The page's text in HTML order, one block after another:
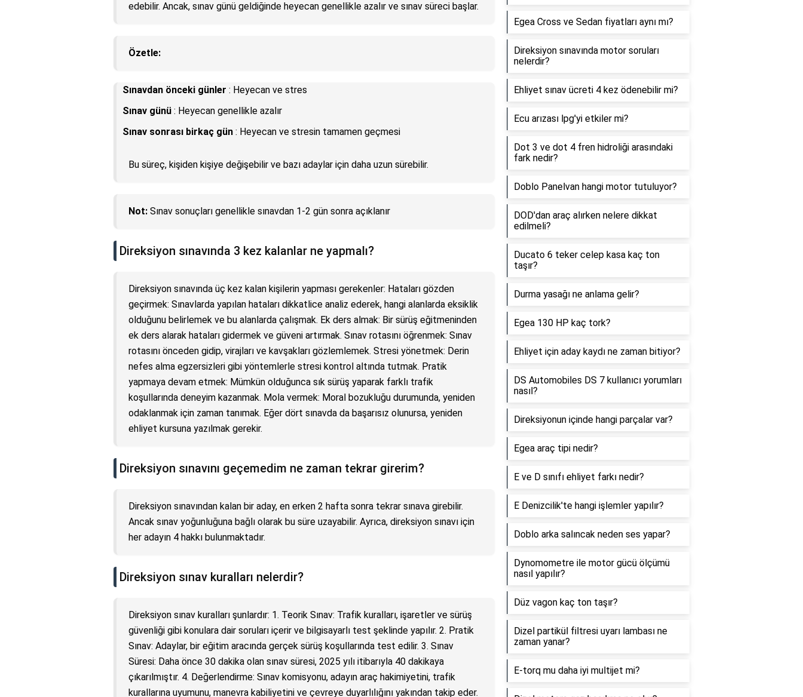
edebilir. Ancak, sınav günü geldiğinde heyecan genellikle azalır ve sınav süreci başlar.
Özetle:
Sınavdan önceki günler : Heyecan ve stres
Sınav günü : Heyecan genellikle azalır
Sınav sonrası birkaç gün : Heyecan ve stresin tamamen geçmesi
Bu süreç, kişiden kişiye değişebilir ve bazı adaylar için daha uzun sürebilir.
Not: Sınav sonuçları genellikle sınavdan 1-2 gün sonra açıklanır
Direksiyon sınavında 3 kez kalanlar ne yapmalı?
Direksiyon sınavında üç kez kalan kişilerin yapması gerekenler: Hataları gözden
geçirmek: Sınavlarda yapılan hataları dikkatlice analiz ederek, hangi alanlarda eksiklik
olduğunu belirlemek ve bu alanlarda çalışmak. Ek ders almak: Bir sürüş eğitmeninden
ek ders alarak hataları gidermek ve güveni artırmak. Sınav rotasını öğrenmek: Sınav
rotasını önceden gidip, virajları ve kavşakları gözlemlemek. Stresi yönetmek: Derin
nefes alma egzersizleri gibi yöntemlerle stresi kontrol altında tutmak. Pratik
yapmaya devam etmek: Mümkün olduğunca sık sürüş yaparak farklı trafik
koşullarında deneyim kazanmak. Mola vermek: Moral bozukluğu durumunda, yeniden
odaklanmak için zaman tanımak. Eğer dört sınavda da başarısız olunursa, yeniden
ehliyet kursuna yazılmak gerekir.
Direksiyon sınavını geçemedim ne zaman tekrar girerim?
Direksiyon sınavından kalan bir aday, en erken 2 hafta sonra tekrar sınava girebilir.
Ancak sınav yoğunluğuna bağlı olarak bu süre uzayabilir. Ayrıca, direksiyon sınavı için
her adayın 4 hakkı bulunmaktadır.
Direksiyon sınav kuralları nelerdir?
Direksiyon sınav kuralları şunlardır: 1. Teorik Sınav: Trafik kuralları, işaretler ve sürüş
güvenliği gibi konulara dair soruları içerir ve bilgisayarlı test şeklinde yapılır. 2. Pratik
Sınav: Adaylar, bir eğitim aracında gerçek sürüş koşullarında test edilir. 3. Sınav
Süresi: Daha önce 30 dakika olan sınav süresi, 2025 yılı itibarıyla 40 dakikaya
çıkarılmıştır. 4. Değerlendirme: Sınav komisyonu, adayın araç hakimiyetini, trafik
kurallarına uyumunu, manevra kabiliyetini ve çevreye duyarlılığını yakından takip eder.
Egea Cross ve Sedan fiyatları aynı mı?
Direksiyon sınavında motor soruları
nelerdir?
Ehliyet sınav ücreti 4 kez ödenebilir mi?
Ecu arızası lpg'yi etkiler mi?
Dot 3 ve dot 4 fren hidroliği arasındaki
fark nedir?
Doblo Panelvan hangi motor tutuluyor?
DOD'dan araç alırken nelere dikkat
edilmeli?
Ducato 6 teker celep kasa kaç ton
taşır?
Durma yasağı ne anlama gelir?
Egea 130 HP kaç tork?
Ehliyet için aday kaydı ne zaman bitiyor?
DS Automobiles DS 7 kullanıcı yorumları
nasıl?
Direksiyonun içinde hangi parçalar var?
Egea araç tipi nedir?
E ve D sınıfı ehliyet farkı nedir?
E Denizcilik'te hangi işlemler yapılır?
Doblo arka salıncak neden ses yapar?
Dynomometre ile motor gücü ölçümü
nasıl yapılır?
Düz vagon kaç ton taşır?
Dizel partikül filtresi uyarı lambası ne
zaman yanar?
E-torq mu daha iyi multijet mi?